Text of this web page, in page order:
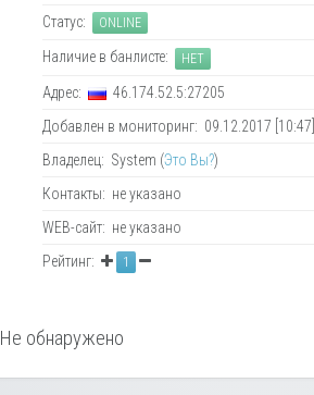
Статус:
ONLINE
Наличие в банлисте: НЕТ
Адрес:
46.174.52.5:27205
Добавлен в мониторинг: 09.12.2017 [10:47]
Владелец: System (Это Вы?)
Контакты: не указано
WEB-сайт: не указано
Рейтинг:
1
Не обнаружено